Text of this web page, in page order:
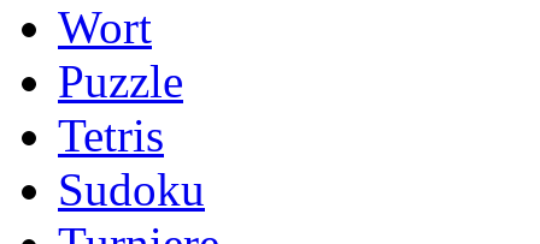
Wort
Puzzle
Tetris
Sudoku